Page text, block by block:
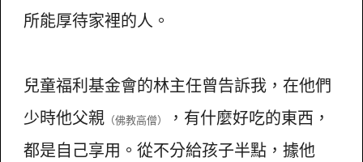
所能厚待家裡的人。
兒童福利基金會的林主任曾告訴我，在他們
少時他父親 （佛教高僧）
，有什麼好吃的東西，
都是自己享用。從不分給孩子半點，據他